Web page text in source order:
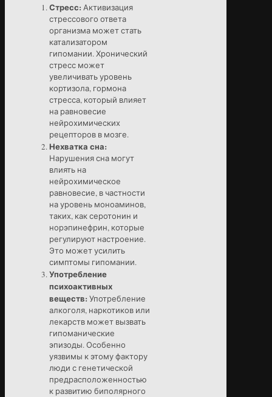
Стресс: Активизация
стрессового ответа
организма может стать
катализатором
гипомании. Хронический
стресс может
увеличивать уровень
кортизола, гормона
стресса, который влияет
на равновесие
нейрохимических
рецепторов в мозге.
Нехватка сна:
Нарушения сна могут
влиять на
нейрохимическое
равновесие, в частности
на уровень моноаминов,
таких, как серотонин и
норэпинефрин, которые
регулируют настроение.
Это может усилить
симптомы гипомании.
Употребление
психоактивных
веществ: Употребление
алкоголя, наркотиков или
лекарств может вызвать
гипоманические
эпизоды. Особенно
уязвимы к этому фактору
люди с генетической
предрасположенностью
к развитию биполярного